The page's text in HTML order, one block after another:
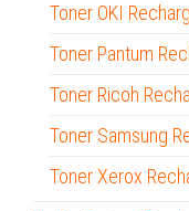
Toner OKI
Toner Pantum
Toner Ricoh
Toner Samsung
Toner Xerox